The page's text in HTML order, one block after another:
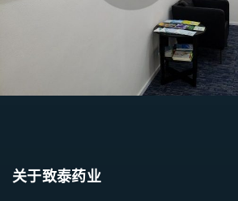
关于致泰药业